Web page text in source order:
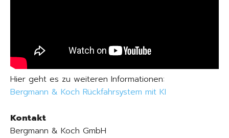
Hier geht es zu weiteren Informationen:
Bergmann & Koch Rückfahrsystem mit KI
Kontakt
Bergmann & Koch GmbH